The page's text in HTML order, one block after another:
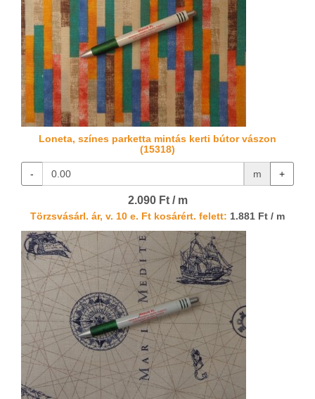
Loneta, színes parketta mintás kerti bútor vászon
(15318)
- m +
2.090 Ft / m
Törzsvásárl. ár, v. 10 e. Ft kosárért. felett: 1.881 Ft / m